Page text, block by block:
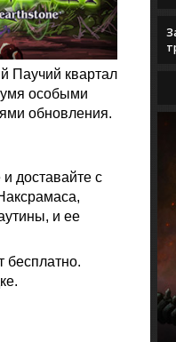
Паучий квартал
особыми
обновления.
доставайте с
и ее
бесплатно.